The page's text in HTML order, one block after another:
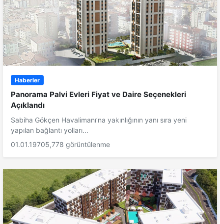
Haberler
Panorama Palvi Evleri Fiyat ve Daire Seçenekleri
Açıklandı
Sabiha Gökçen Havalimanı’na yakınlığının yanı sıra yeni
yapılan bağlantı yolları...
01.01.19705,778 görüntülenme